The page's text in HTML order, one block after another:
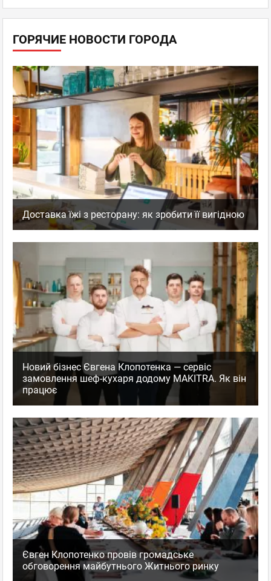
пр. Броварской, 29А
Дарница
отзывов: 0
Заведение работает только на доставку и
самовывоз
Киев, Почайна - Оболонь
пр. Героев Сталинграда, 24 А
Минская
Пн–Вс 10:00 - 22:00
отзывов: 0
ГОРЯЧИЕ НОВОСТИ ГОРОДА
Доставка їжі з ресторану: як зробити її вигідною
Новий бізнес Євгена Клопотенка — сервіс
замовлення шеф-кухаря додому MAKITRA. Як він
працює
Євген Клопотенко провів громадське
обговорення майбутнього Житнього ринку